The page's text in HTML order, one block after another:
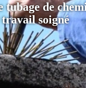
tubage de
soigné